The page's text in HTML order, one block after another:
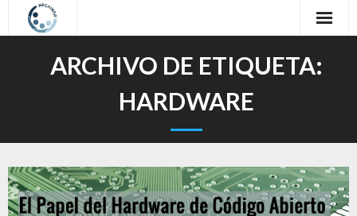
Contacto
ARCHIVO DE ETIQUETA:
HARDWARE